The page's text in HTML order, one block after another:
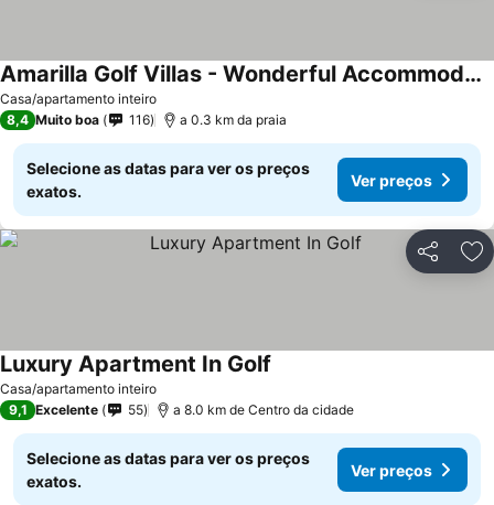
Casa/apartamento inteiro
Amarilla Golf Villas - Wonderful Accommodation - Stunning Views
Ver preços
8,4 Muito boa 116 a 0.3 km da praia
Selecione as datas para ver os preços
exatos.
Ver preços
Partilhar
Casa/apartamento inteiro
Luxury Apartment In Golf
9,1 Excelente 55 a 8.0 km de Centro da cidade
Selecione as datas para ver os preços
exatos.
Ver preços